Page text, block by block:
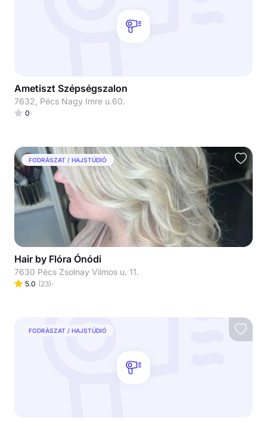
Ametiszt Szépségszalon
7632, Pécs Nagy Imre u.60.
0
FODRÁSZAT / HAJSTÚDIÓ
Hair by Flóra Ónódi
7630 Pécs Zsolnay Vilmos u. 11.
5.0 (23)
FODRÁSZAT / HAJSTÚDIÓ